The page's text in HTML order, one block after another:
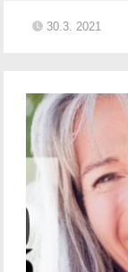
30.3. 2021